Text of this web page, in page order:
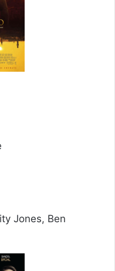
Jones, Ben